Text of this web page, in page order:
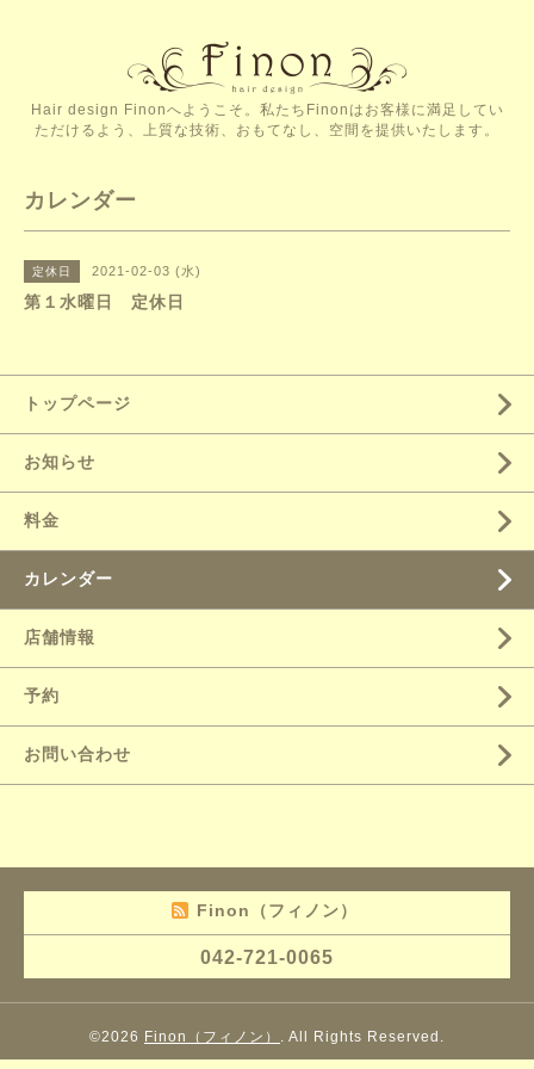
Hair design Finonへようこそ。私たちFinonはお客様に満足してい
ただけるよう、上質な技術、おもてなし、空間を提供いたします。
カレンダー
定休日 2021-02-03 (水)
第１水曜日 定休日
トップページ
お知らせ
料金
カレンダー
店舗情報
予約
お問い合わせ
Finon（フィノン）
042-721-0065
©2026 Finon（フィノン） . All Rights Reserved.